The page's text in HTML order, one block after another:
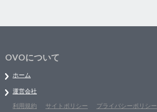
OVOについて
ホーム
運営会社
利用規約
サイトポリシー プライバシーポリシー